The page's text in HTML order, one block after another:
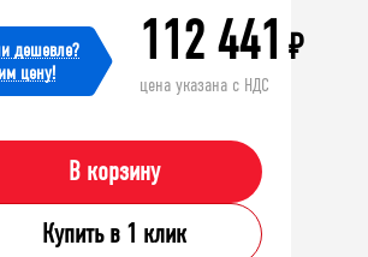
дешевле?
цену!
112 441 ₽
цена указана с НДС
В корзину
Купить в 1 клик